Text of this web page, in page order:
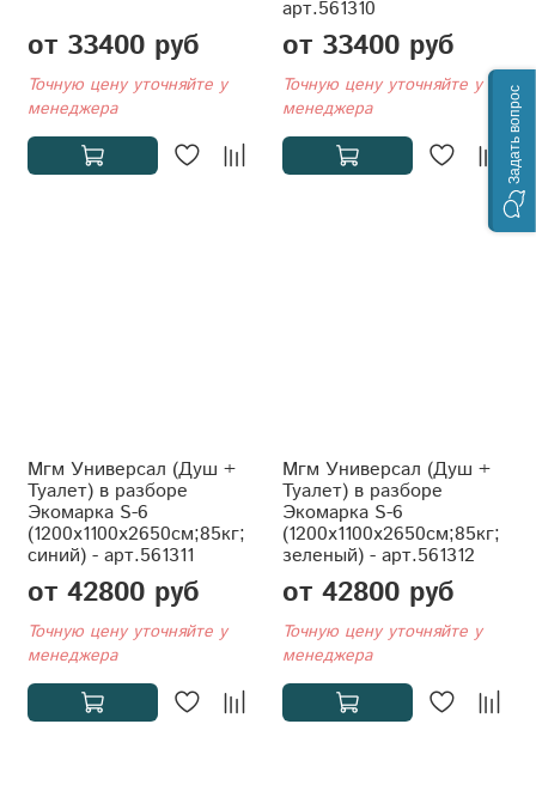
от 33400 руб
Точную цену уточняйте у
менеджера
арт.561310
от 33400 руб
Точную цену уточняйте у
менеджера
Мгм Универсал (Душ +
Туалет) в разборе
Экомарка S-6
(1200x1100x2650см;85кг;
синий) - арт.561311
от 42800 руб
Точную цену уточняйте у
менеджера
Мгм Универсал (Душ +
Туалет) в разборе
Экомарка S-6
(1200x1100x2650см;85кг;
зеленый) - арт.561312
от 42800 руб
Точную цену уточняйте у
менеджера
Задать вопрос